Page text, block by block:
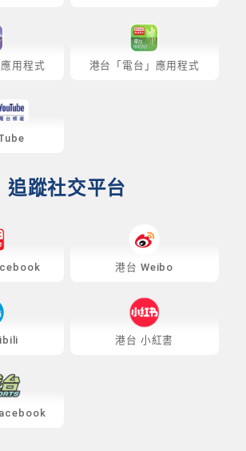
用程式 港台「電台」應用程式
追蹤社交平台
港台 Weibo
港台 小紅書